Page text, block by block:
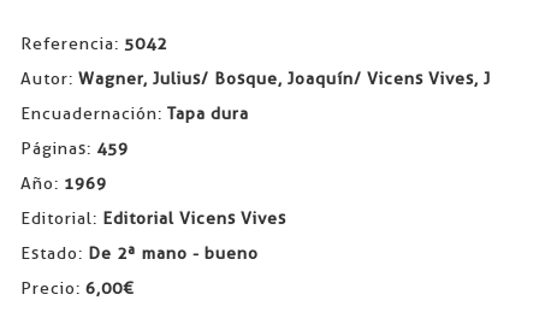
Referencia: 5042
Autor: Wagner, Julius/ Bosque, Joaquín/ Vicens Vives, J
Encuadernación: Tapa dura
Páginas: 459
Año: 1969
Editorial: Editorial Vicens Vives
Estado: De 2ª mano - bueno
Precio: 6,00€